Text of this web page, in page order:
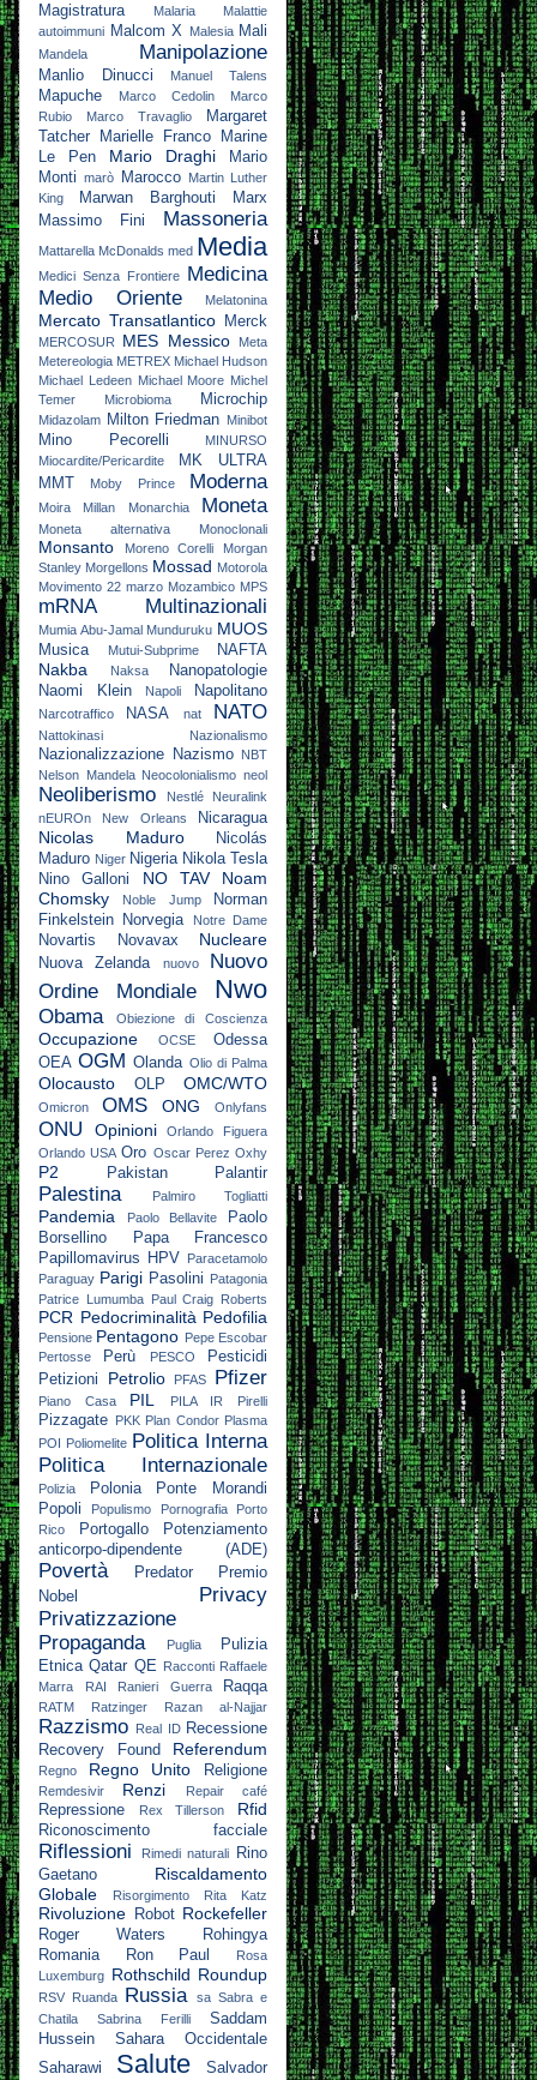
Magistratura Malaria
Malattie
autoimmuni Malcom X Malesia Mali
Mandela Manipolazione
Manlio Dinucci Manuel Talens
Mapuche Marco Cedolin
Marco
Rubio
Marco Travaglio
Margaret
Tatcher
Marielle Franco
Marine
Le Pen
Mario Draghi
Mario
Monti
marò Marocco
Martin Luther
King
Marwan Barghouti
Marx
Massimo Fini
Massoneria
Mattarella McDonalds med Media
Medici Senza Frontiere Medicina
Medio Oriente
Melatonina
Mercato Transatlantico Merck
MERCOSUR MES Messico
Meta
Metereologia METREX Michael Hudson
Michael Ledeen Michael Moore Michel
Temer
Microbioma Microchip
Midazolam Milton Friedman Minibot
Mino Pecorelli
MINURSO
Miocardite/Pericardite
MK ULTRA
MMT
Moby Prince Moderna
Moira Millan Monarchia Moneta
Moneta alternativa Monoclonali
Monsanto Moreno Corelli
Morgan
Stanley Morgellons Mossad Motorola
Movimento 22 marzo Mozambico MPS
mRNA Multinazionali
Mumia Abu-Jamal Munduruku MUOS
Musica Mutui-Subprime NAFTA
Nakba Naksa
Nanopatologie
Naomi Klein
Napoli Napolitano
Narcotraffico NASA nat NATO
Nattokinasi Nazionalismo
Nazionalizzazione Nazismo
NBT
Nelson Mandela Neocolonialismo neol
Neoliberismo Nestlé
Neuralink
nEUROn
New Orleans Nicaragua
Nicolas Maduro
Nicolás
Maduro Niger Nigeria Nikola Tesla
Nino Galloni
NO TAV
Noam
Chomsky
Noble Jump
Norman
Finkelstein
Norvegia Notre Dame
Novartis Novavax Nucleare
Nuova Zelanda nuovo
Nuovo
Ordine Mondiale
Nwo
Obama Obiezione di Coscienza
Occupazione OCSE
Odessa
OEA OGM Olanda Olio di Palma
Olocausto OLP OMC/WTO
Omicron OMS ONG Onlyfans
ONU Opinioni
Orlando Figuera
Orlando USA Oro Oscar Perez Oxhy
P2 Pakistan Palantir
Palestina Palmiro Togliatti
Pandemia Paolo Bellavite
Paolo
Borsellino
Papa Francesco
Papillomavirus HPV Paracetamolo
Paraguay Parigi Pasolini Patagonia
Patrice Lumumba
Paul Craig Roberts
PCR Pedocriminalità Pedofilia
Pensione Pentagono Pepe Escobar
Pertosse
Perù PESCO
Pesticidi
Petizioni
Petrolio PFAS Pfizer
Piano Casa PIL PILA IR Pirelli
Pizzagate PKK Plan Condor Plasma
POI Poliomelite Politica Interna
Politica Internazionale
Polizia Polonia
Ponte Morandi
Popoli
Populismo Pornografia
Porto
Rico
Portogallo
Potenziamento
anticorpo-dipendente (ADE)
Povertà Predator
Premio
Nobel
Privacy
Privatizzazione
Propaganda
Puglia
Pulizia
Etnica Qatar QE Racconti Raffaele
Marra
RAI Ranieri Guerra Raqqa
RATM Ratzinger Razan al-Najjar
Razzismo Real ID Recessione
Recovery Found
Referendum
Regno Regno Unito Religione
Remdesivir Renzi Repair café
Repressione Rex Tillerson Rfid
Riconoscimento facciale
Riflessioni Rimedi naturali
Rino
Gaetano
Riscaldamento
Globale
Risorgimento Rita Katz
Rivoluzione Robot Rockefeller
Roger Waters
Rohingya
Romania
Ron Paul
Rosa
Luxemburg Rothschild Roundup
RSV Ruanda Russia sa Sabra e
Chatila
Sabrina Ferilli
Saddam
Hussein
Sahara Occidentale
Saharawi
Salute Salvador